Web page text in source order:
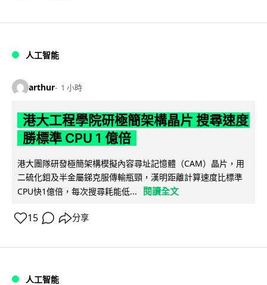
人工智能
arthur 1 小時
港大工程學院研極簡架構晶片 搜尋速度
勝標準 CPU 1 億倍
港大團隊研發極簡架構模擬內容尋址記憶體（CAM）晶片，用
二硫化鉬及半金屬銻克服傳輸瓶頸，漢明距離計算速度比標準
CPU快1億倍，每次搜尋耗能低...
閱讀全文
15 分享
人工智能